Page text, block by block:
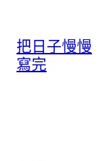
把日子慢慢
寫完